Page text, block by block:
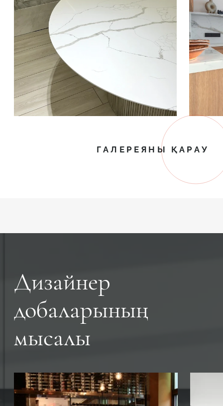
ГАЛЕРЕЯНЫ ҚАРАУ
Дизайнер
добаларының
мысалы